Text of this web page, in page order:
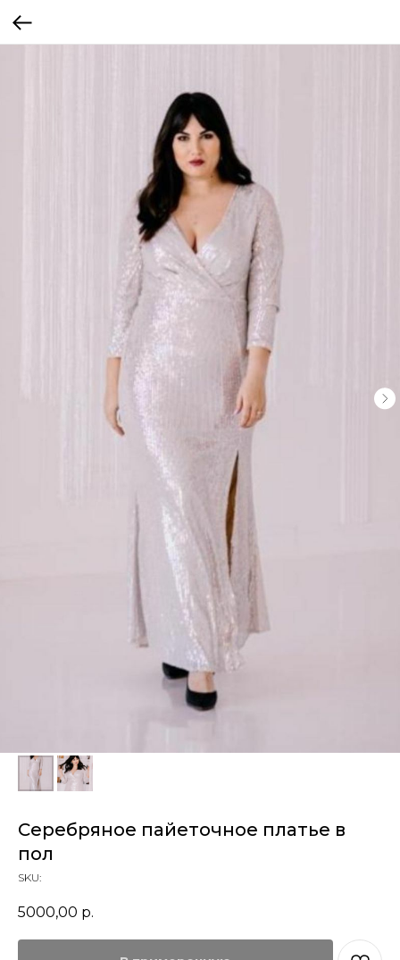
Серебряное пайеточное платье в
пол
SKU:
5000,00 р.